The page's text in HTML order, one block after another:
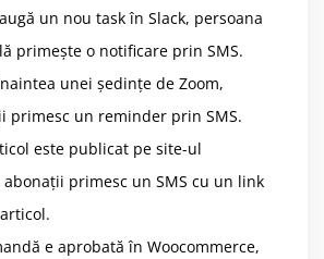
un nou task în Slack, persoana
primește o notificare prin SMS.
unei ședințe de Zoom,
primesc un reminder prin SMS.
este publicat pe site-ul
abonații primesc un SMS cu un link
e aprobată în Woocommerce,